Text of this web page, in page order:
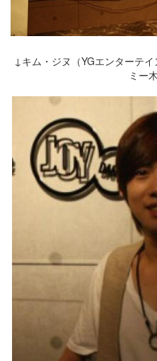
↓キム・ジヌ（YGエンターテ
ミー